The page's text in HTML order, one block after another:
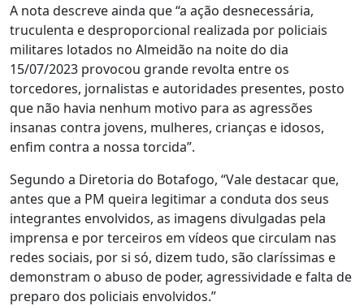
A nota descreve ainda que “a ação desnecessária,
truculenta e desproporcional realizada por policiais
militares lotados no Almeidão na noite do dia
15/07/2023 provocou grande revolta entre os
torcedores, jornalistas e autoridades presentes, posto
que não havia nenhum motivo para as agressões
insanas contra jovens, mulheres, crianças e idosos,
enfim contra a nossa torcida”.
Segundo a Diretoria do Botafogo, “Vale destacar que,
antes que a PM queira legitimar a conduta dos seus
integrantes envolvidos, as imagens divulgadas pela
imprensa e por terceiros em vídeos que circulam nas
redes sociais, por si só, dizem tudo, são claríssimas e
demonstram o abuso de poder, agressividade e falta de
preparo dos policiais envolvidos.”